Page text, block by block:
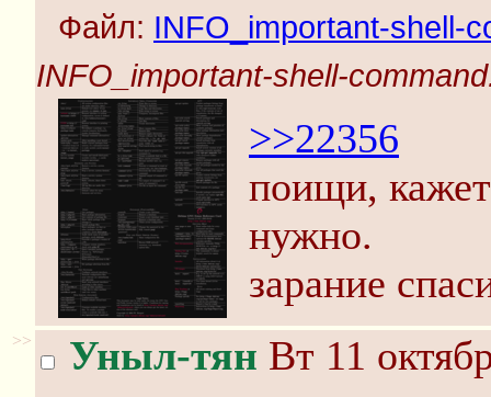
Файл: INFO_important-shell-
INFO_important-shell-
>>22356
поищи,
нужно.
зарание
>> Уныл-тян Вт 11